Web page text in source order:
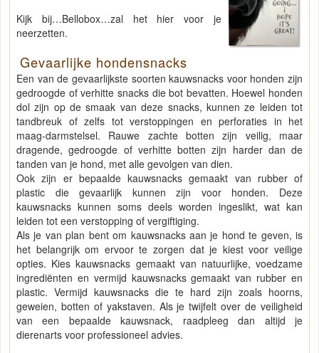
Kijk bij…Bellobox…zal het hier voor je
neerzetten.
Gevaarlijke hondensnacks
Een van de gevaarlijkste soorten kauwsnacks voor honden zijn
gedroogde of verhitte snacks die bot bevatten. Hoewel honden
dol zijn op de smaak van deze snacks, kunnen ze leiden tot
tandbreuk of zelfs tot verstoppingen en perforaties in het
maag-darmstelsel. Rauwe zachte botten zijn veilig, maar
dragende, gedroogde of verhitte botten zijn harder dan de
tanden van je hond, met alle gevolgen van dien.
Ook zijn er bepaalde kauwsnacks gemaakt van rubber of
plastic die gevaarlijk kunnen zijn voor honden. Deze
kauwsnacks kunnen soms deels worden ingeslikt, wat kan
leiden tot een verstopping of vergiftiging.
Als je van plan bent om kauwsnacks aan je hond te geven, is
het belangrijk om ervoor te zorgen dat je kiest voor veilige
opties. Kies kauwsnacks gemaakt van natuurlijke, voedzame
ingrediënten en vermijd kauwsnacks gemaakt van rubber en
plastic. Vermijd kauwsnacks die te hard zijn zoals hoorns,
geweien, botten of yakstaven. Als je twijfelt over de veiligheid
van een bepaalde kauwsnack, raadpleeg dan altijd je
dierenarts voor professioneel advies.